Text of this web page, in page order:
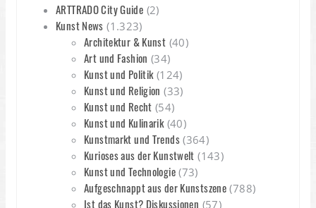
ARTTRADO City Guide (2)
Kunst News (1.323)
Architektur & Kunst (40)
Art und Fashion (34)
Kunst und Politik(124)
Kunst und Religion (33)
Kunst und Recht (54)
Kunst und Kulinarik(40)
Kunstmarkt und Trends(364)
Kurioses aus der Kunstwelt (143)
Kunst und Technologie(73)
Aufgeschnappt aus der Kunstszene (788)
Ist das Kunst? Diskussionen (57)